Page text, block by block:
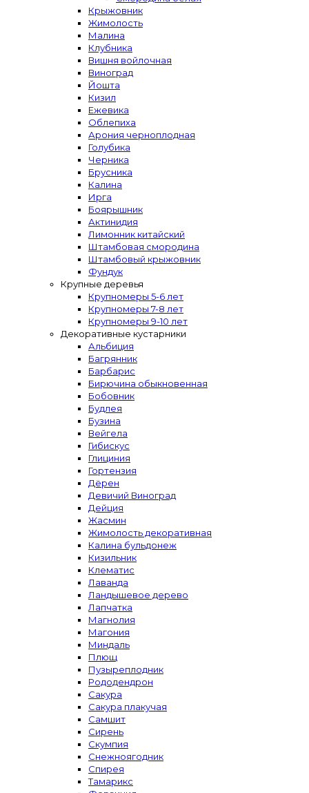
Крыжовник
Жимолость
Малина
Клубника
Вишня войлочная
Виноград
Йошта
Кизил
Ежевика
Облепиха
Арония черноплодная
Голубика
Черника
Брусника
Калина
Ирга
Боярышник
Актинидия
Лимонник китайский
Штамбовая смородина
Штамбовый крыжовник
Фундук
Крупные деревья
Крупномеры 5-6 лет
Крупномеры 7-8 лет
Крупномеры 9-10 лет
Декоративные кустарники
Альбиция
Багрянник
Барбарис
Бирючина обыкновенная
Бобовник
Будлея
Бузина
Вейгела
Гибискус
Глициния
Гортензия
Дёрен
Девичий Виноград
Дейция
Жасмин
Жимолость декоративная
Калина бульдонеж
Кизильник
Клематис
Лаванда
Ландышевое дерево
Лапчатка
Магнолия
Магония
Миндаль
Плющ
Пузыреплодник
Рододендрон
Сакура
Сакура плакучая
Самшит
Сирень
Скумпия
Снежноягодник
Спирея
Тамарикс